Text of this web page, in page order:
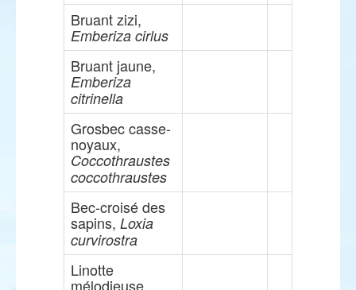
Bruant zizi,
Emberiza cirlus
Bruant jaune,
Emberiza
citrinella
Grosbec casse-
noyaux,
Coccothraustes
coccothraustes
Bec-croisé des
sapins, Loxia
curvirostra
Linotte
mélodieuse,